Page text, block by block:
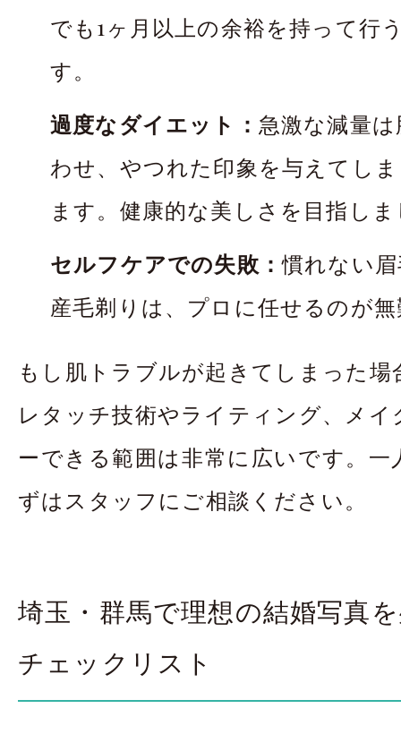
でも1ヶ月以上の余裕を持って行
す。
過度なダイエット： 急激な減量
わせ、やつれた印象を与えてし
ます。健康的な美しさを目指し
セルフケアでの失敗：慣れない
産毛剃りは、プロに任せるのが
もし肌トラブルが起きてしまった場
レタッチ技術やライティング、メ
ーできる範囲は非常に広いです。一
ずはスタッフにご相談ください。
埼玉・群馬で理想の結婚写真
チェックリスト